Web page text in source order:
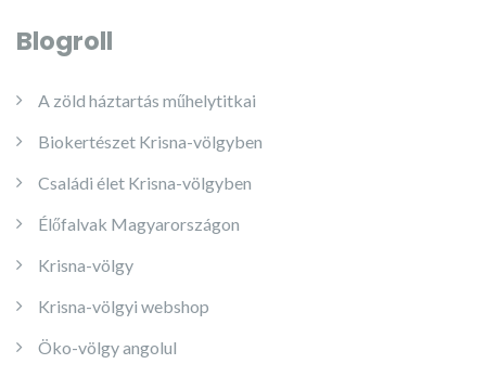
Blogroll
A zöld háztartás műhelytitkai
Biokertészet Krisna-völgyben
Családi élet Krisna-völgyben
Élőfalvak Magyarországon
Krisna-völgy
Krisna-völgyi webshop
Öko-völgy angolul